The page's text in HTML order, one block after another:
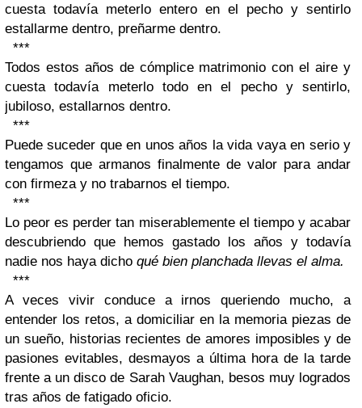
cuesta todavía meterlo entero en el pecho y sentirlo
estallarme dentro, preñarme dentro.
***
Todos estos años de cómplice matrimonio con el aire y
cuesta todavía meterlo todo en el pecho y sentirlo,
jubiloso, estallarnos dentro.
***
Puede suceder que en unos años la vida vaya en serio y
tengamos que armanos finalmente de valor para andar
con firmeza y no trabarnos el tiempo.
***
Lo peor es perder tan miserablemente el tiempo y acabar
descubriendo que hemos gastado los años y todavía
nadie nos haya dicho qué bien planchada llevas el alma.
***
A veces vivir conduce a irnos queriendo mucho, a
entender los retos, a domiciliar en la memoria piezas de
un sueño, historias recientes de amores imposibles y de
pasiones evitables, desmayos a última hora de la tarde
frente a un disco de Sarah Vaughan, besos muy logrados
tras años de fatigado oficio.